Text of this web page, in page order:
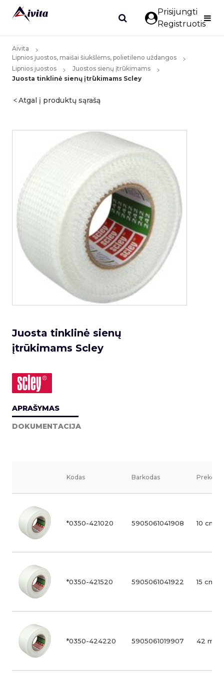
Prisijungti
Registruotis
Aivita
Lipnios juostos, maišai šiukšlėms, polietileno uždangos
Lipnios juostos
Juostos sienų įtrūkimams
Juosta tinklinė sienų įtrūkimams Scley
Atgal į produktų sąrašą
Juosta tinklinė sienų
įtrūkimams Scley
APRAŠYMAS
DOKUMENTACIJA
Kodas Barkodas Prekės
*0350-421020 5905061041908 10 cm/
*0350-421520 5905061041922 15 cm/
*0350-424220 5905061019907 42